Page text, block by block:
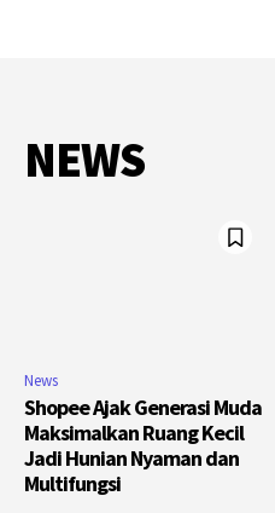
NEWS
News
Shopee Ajak Generasi Muda
Maksimalkan Ruang Kecil
Jadi Hunian Nyaman dan
Multifungsi